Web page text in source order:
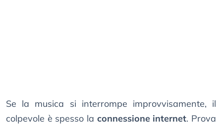
Se la musica si interrompe improvvisamente, il
colpevole è spesso la connessione internet. Prova